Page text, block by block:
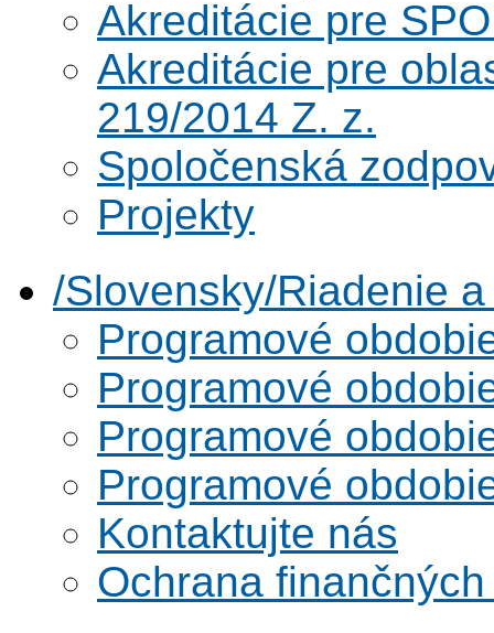
Akreditácie pre
Akreditácie pre
219/2014 Z. z.
Spoločenská
Projekty
/Slovensky/Riadenie
Programové
Programové
Programové
Programové
Kontaktujte nás
Ochrana